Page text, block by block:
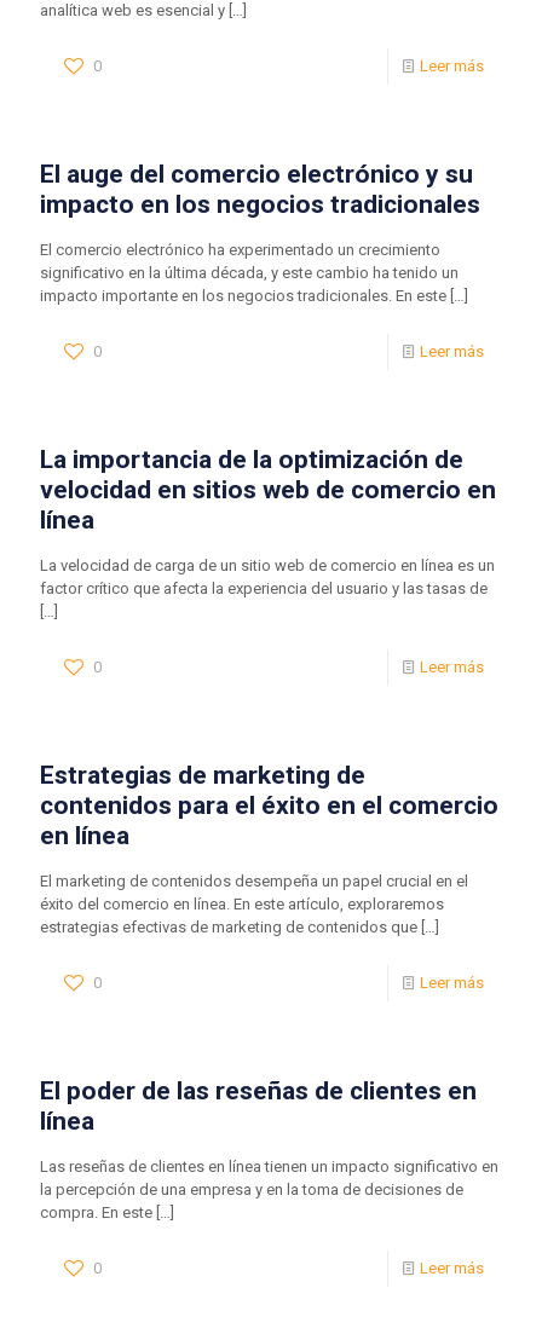
analítica web es esencial y […]
0 Leer más
El auge del comercio electrónico y su
impacto en los negocios tradicionales
El comercio electrónico ha experimentado un crecimiento
significativo en la última década, y este cambio ha tenido un
impacto importante en los negocios tradicionales. En este […]
0 Leer más
La importancia de la optimización de
velocidad en sitios web de comercio en
línea
La velocidad de carga de un sitio web de comercio en línea es un
factor crítico que afecta la experiencia del usuario y las tasas de
[…]
0 Leer más
Estrategias de marketing de
contenidos para el éxito en el comercio
en línea
El marketing de contenidos desempeña un papel crucial en el
éxito del comercio en línea. En este artículo, exploraremos
estrategias efectivas de marketing de contenidos que […]
0 Leer más
El poder de las reseñas de clientes en
línea
Las reseñas de clientes en línea tienen un impacto significativo en
la percepción de una empresa y en la toma de decisiones de
compra. En este […]
0 Leer más